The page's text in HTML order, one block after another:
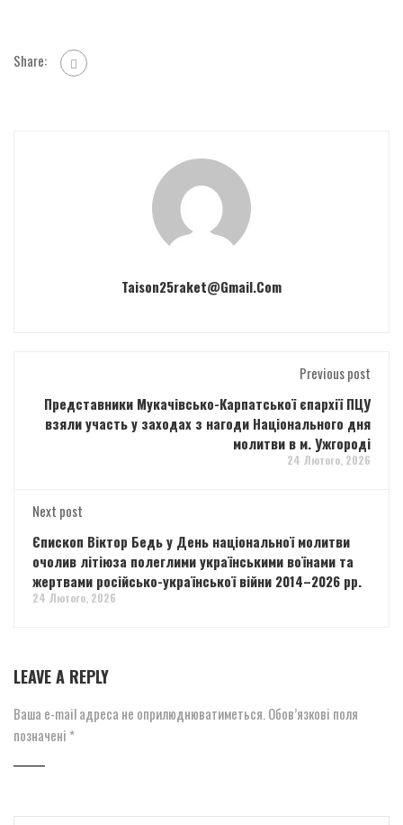
Share:
Taison25raket@gmail.com
Previous post
Представники Мукачівсько-Карпатської єпархії ПЦУ
взяли участь у заходах з нагоди Національного дня
молитви в м. Ужгороді
24 Лютого, 2026
Next post
Єпископ Віктор Бедь у День національної молитви
очолив літіюза полеглими українськими воїнами та
жертвами російсько-української війни 2014–2026 рр.
24 Лютого, 2026
LEAVE A REPLY
Ваша e-mail адреса не оприлюднюватиметься. Обов’язкові поля
позначені *